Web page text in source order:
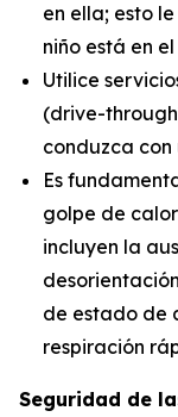
en ella; esto
niño está en
Utilice
(drive-
conduzca con
Es
golpe de calor
incluyen la
de estado de
respiración
Seguridad de